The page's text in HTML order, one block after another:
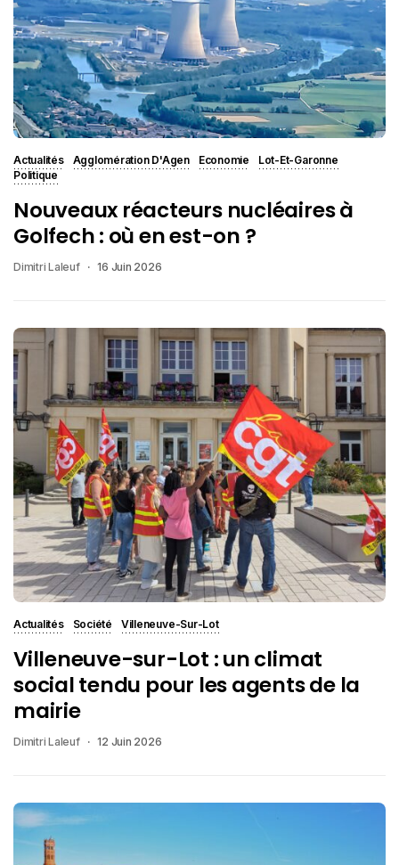
Actualités Agglomération D'Agen Economie
Lot-Et-Garonne
Politique
Nouveaux réacteurs nucléaires à
Golfech : où en est-on ?
Dimitri Laleuf 16 Juin 2026
Actualités Société Villeneuve-Sur-Lot
Villeneuve-sur-Lot : un climat
social tendu pour les agents de la
mairie
Dimitri Laleuf 12 Juin 2026